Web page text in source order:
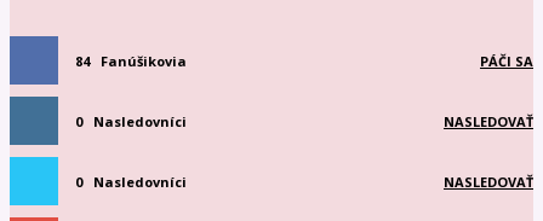
84 Fanúšikovia PÁČI SA
0 Nasledovníci NASLEDOVAŤ
0 Nasledovníci NASLEDOVAŤ